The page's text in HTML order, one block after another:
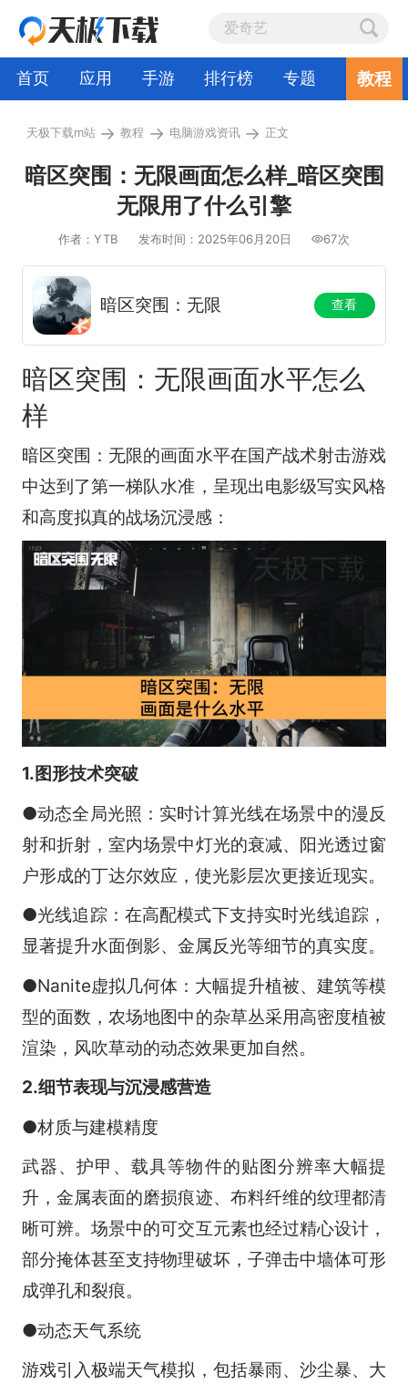
首页 应用 手游 排行榜 专题 教程
天极下载m站 → 教程 → 电脑游戏资讯 → 正文
暗区突围：无限画面怎么样_暗区突围
无限用了什么引擎
作者：YTB 发布时间：2025年06月20日 67次
暗区突围：无限 查看
暗区突围：无限画面水平怎么
样
暗区突围：无限的画面水平在国产战术射击游戏
中达到了第一梯队水准，呈现出电影级写实风格
和高度拟真的战场沉浸感：
1.图形技术突破
●动态全局光照：实时计算光线在场景中的漫反
射和折射，室内场景中灯光的衰减、阳光透过窗
户形成的丁达尔效应，使光影层次更接近现实。
●光线追踪：在高配模式下支持实时光线追踪，
显著提升水面倒影、金属反光等细节的真实度。
●Nanite虚拟几何体：大幅提升植被、建筑等模
型的面数，农场地图中的杂草丛采用高密度植被
渲染，风吹草动的动态效果更加自然。
2.细节表现与沉浸感营造
●材质与建模精度
武器、护甲、载具等物件的贴图分辨率大幅提
升，金属表面的磨损痕迹、布料纤维的纹理都清
晰可辨。场景中的可交互元素也经过精心设计，
部分掩体甚至支持物理破坏，子弹击中墙体可形
成弹孔和裂痕。
●动态天气系统
游戏引入极端天气模拟，包括暴雨、沙尘暴、大